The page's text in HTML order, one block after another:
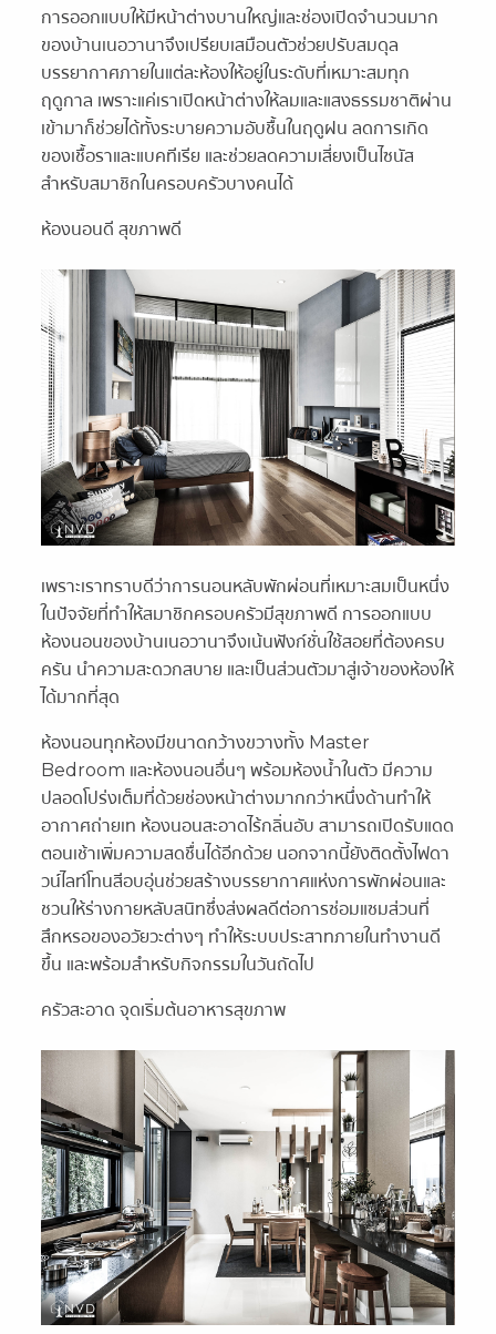
การออกแบบให้มีหน้าต่างบานใหญ่และช่องเปิดจำนวนมาก
ของบ้านเนอวานาจึงเปรียบเสมือนตัวช่วยปรับสมดุล
บรรยากาศภายในแต่ละห้องให้อยู่ในระดับที่เหมาะสมทุก
ฤดูกาล เพราะแค่เราเปิดหน้าต่างให้ลมและแสงธรรมชาติผ่าน
เข้ามาก็ช่วยได้ทั้งระบายความอับชื้นในฤดูฝน ลดการเกิด
ของเชื้อราและแบคทีเรีย และช่วยลดความเสี่ยงเป็นไซนัส
สำหรับสมาชิกในครอบครัวบางคนได้
ห้องนอนดี สุขภาพดี
เพราะเราทราบดีว่าการนอนหลับพักผ่อนที่เหมาะสมเป็นหนึ่ง
ในปัจจัยที่ทำให้สมาชิกครอบครัวมีสุขภาพดี การออกแบบ
ห้องนอนของบ้านเนอวานาจึงเน้นฟังก์ชั่นใช้สอยที่ต้องครบ
ครัน นำความสะดวกสบาย และเป็นส่วนตัวมาสู่เจ้าของห้องให้
ได้มากที่สุด
ห้องนอนทุกห้องมีขนาดกว้างขวางทั้ง Master
Bedroom และห้องนอนอื่นๆ พร้อมห้องน้ำในตัว มีความ
ปลอดโปร่งเต็มที่ด้วยช่องหน้าต่างมากกว่าหนึ่งด้านทำให้
อากาศถ่ายเท ห้องนอนสะอาดไร้กลิ่นอับ สามารถเปิดรับแดด
ตอนเช้าเพิ่มความสดชื่นได้อีกด้วย นอกจากนี้ยังติดตั้งไฟดา
วน์ไลท์โทนสีอบอุ่นช่วยสร้างบรรยากาศแห่งการพักผ่อนและ
ชวนให้ร่างกายหลับสนิทซึ่งส่งผลดีต่อการซ่อมแซมส่วนที่
สึกหรอของอวัยวะต่างๆ ทำให้ระบบประสาทภายในทำงานดี
ขึ้น และพร้อมสำหรับกิจกรรมในวันถัดไป
ครัวสะอาด จุดเริ่มต้นอาหารสุขภาพ